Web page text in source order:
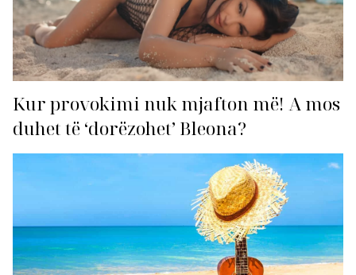
Kur provokimi nuk mjafton më! A mos
duhet të ‘dorëzohet’ Bleona?